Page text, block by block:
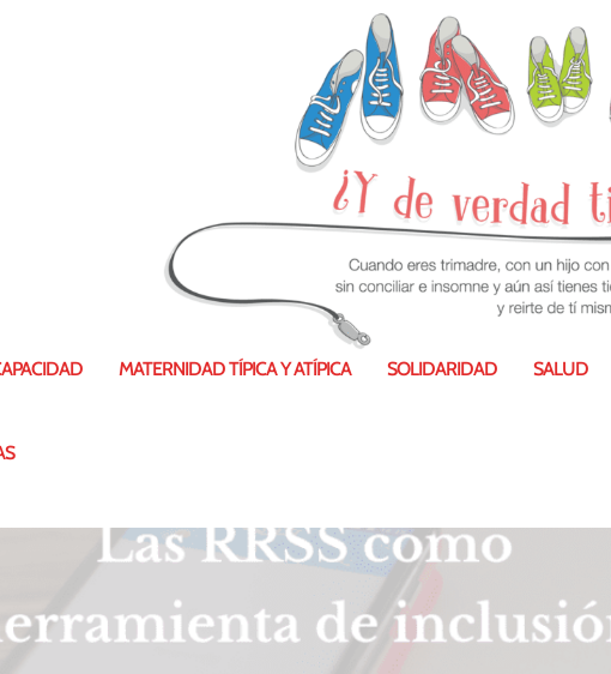
MATERNIDAD TÍPICA Y ATÍPICA SOLIDARIDAD SALUD